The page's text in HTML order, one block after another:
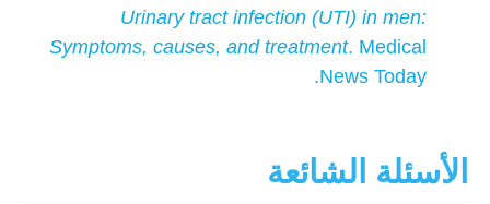
Urinary tract infection (UTI) in men:
Symptoms, causes, and treatment. Medical
News Today.
الأسئلة الشائعة